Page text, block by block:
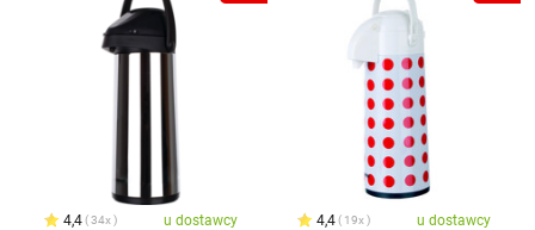
4,4 34x u dostawcy 4,4 19x u dostawcy